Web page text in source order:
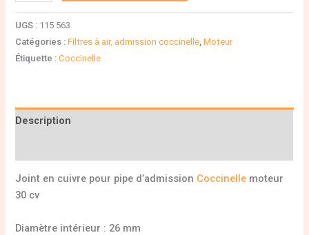
UGS : 115 563
Catégories :Filtres à air, admission coccinelle,Moteur
Étiquette :Coccinelle
Description
Joint en cuivre pour pipe d’admission Coccinelle moteur
30 cv
Diamètre intérieur : 26 mm